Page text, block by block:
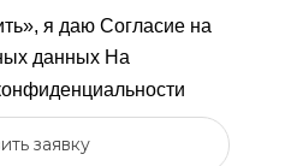
я даю Согласие на
данных На
заявку